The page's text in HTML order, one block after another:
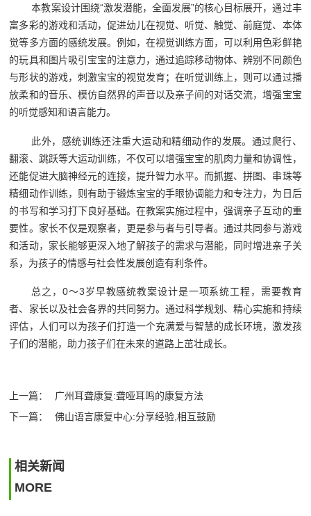
本教案设计围绕“激发潜能，全面发展”的核心目标展开，通过丰
富多彩的游戏和活动，促进幼儿在视觉、听觉、触觉、前庭觉、本体
觉等多方面的感统发展。例如，在视觉训练方面，可以利用色彩鲜艳
的玩具和图片吸引宝宝的注意力，通过追踪移动物体、辨别不同颜色
与形状的游戏，刺激宝宝的视觉发育；在听觉训练上，则可以通过播
放柔和的音乐、模仿自然界的声音以及亲子间的对话交流，增强宝宝
的听觉感知和语言能力。
此外，感统训练还注重大运动和精细动作的发展。通过爬行、
翻滚、跳跃等大运动训练，不仅可以增强宝宝的肌肉力量和协调性，
还能促进大脑神经元的连接，提升智力水平。而抓握、拼图、串珠等
精细动作训练，则有助于锻炼宝宝的手眼协调能力和专注力，为日后
的书写和学习打下良好基础。在教案实施过程中，强调亲子互动的重
要性。家长不仅是观察者，更是参与者与引导者。通过共同参与游戏
和活动，家长能够更深入地了解孩子的需求与潜能，同时增进亲子关
系，为孩子的情感与社会性发展创造有利条件。
总之，0～3岁早教感统教案设计是一项系统工程，需要教育
者、家长以及社会各界的共同努力。通过科学规划、精心实施和持续
评估，人们可以为孩子们打造一个充满爱与智慧的成长环境，激发孩
子们的潜能，助力孩子们在未来的道路上茁壮成长。
上一篇：
广州耳聋康复:聋哑耳鸣的康复方法
下一篇：
佛山语言康复中心:分享经验,相互鼓励
相关新闻
MORE